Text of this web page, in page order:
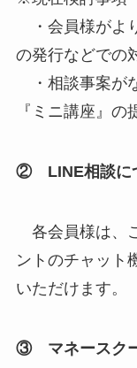
・会員様がよ
の発行などでの
・相談事案が
『ミニ講座』の
② LINE相談に
各会員様は、
ントのチャット
いただけます。
③ マネースクー